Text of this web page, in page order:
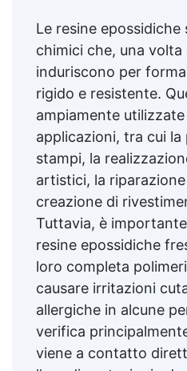
Le resine
chimici che, una volta
induriscono per
rigido e resistente.
ampiamente
applicazioni, tra cui la
stampi, la
artistici, la
creazione di
Tuttavia, è
resine epossidiche
loro completa
causare irritazioni
allergiche in alcune
verifica
viene a contatto